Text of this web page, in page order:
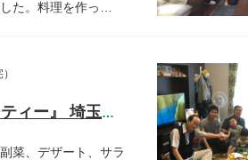
た。料理を作っ…
開催しました! 『新築お披露目パーティー』 埼玉県志木市 M様宅
菜、デザート、サラ